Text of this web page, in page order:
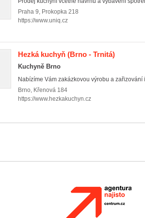
Praha 9, Prokopka 218
https://www.uniq.cz
Hezká kuchyň (Brno - Trnitá)
Kuchyně Brno
Nabízíme Vám zakázkovou výrobu a zařizování
Brno, Křenová 184
https://www.hezkakuchyn.cz